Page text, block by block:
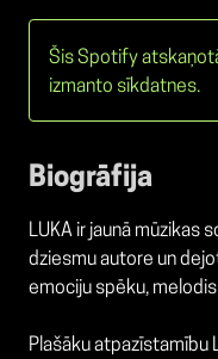
Šis Spotify
izmanto sīkdatnes.
Biogrāfija
LUKA ir jaunā mūzikas
dziesmu autore un
emociju spēku,
Plašāku atpazīstamību